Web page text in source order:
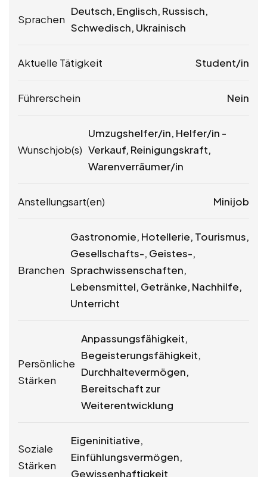
Sprachen
Deutsch, Englisch, Russisch,
Schwedisch, Ukrainisch
Aktuelle Tätigkeit Student/in
Führerschein Nein
Wunschjob(s)
Umzugshelfer/in, Helfer/in -
Verkauf, Reinigungskraft,
Warenverräumer/in
Anstellungsart(en) Minijob
Branchen
Gastronomie, Hotellerie, Tourismus,
Gesellschafts-, Geistes-,
Sprachwissenschaften,
Lebensmittel, Getränke, Nachhilfe,
Unterricht
Persönliche
Stärken
Anpassungsfähigkeit,
Begeisterungsfähigkeit,
Durchhaltevermögen,
Bereitschaft zur
Weiterentwicklung
Soziale
Stärken
Eigeninitiative,
Einfühlungsvermögen,
Gewissenhaftigkeit